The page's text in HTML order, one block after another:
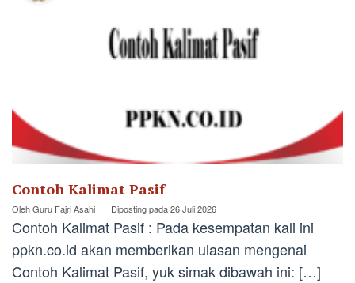
Contoh Kalimat Pasif
OlehGuru Fajri Asahi Diposting pada26 Juli 2026
Contoh Kalimat Pasif : Pada kesempatan kali ini
ppkn.co.id akan memberikan ulasan mengenai
Contoh Kalimat Pasif, yuk simak dibawah ini: […]